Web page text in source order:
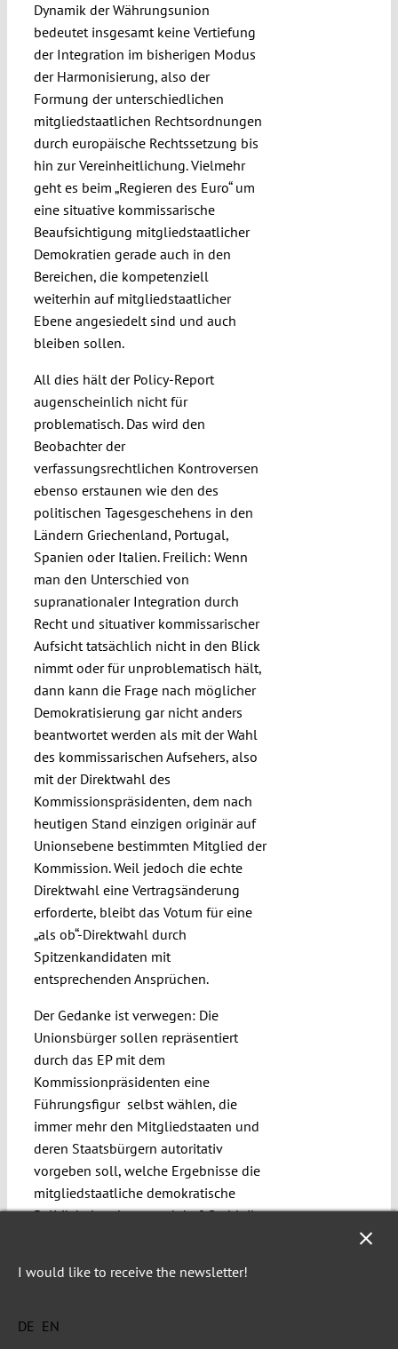
Dynamik der Währungsunion
bedeutet insgesamt keine Vertiefung
der Integration im bisherigen Modus
der Harmonisierung, also der
Formung der unterschiedlichen
mitgliedstaatlichen Rechtsordnungen
durch europäische Rechtssetzung bis
hin zur Vereinheitlichung. Vielmehr
geht es beim „Regieren des Euro“ um
eine situative kommissarische
Beaufsichtigung mitgliedstaatlicher
Demokratien gerade auch in den
Bereichen, die kompetenziell
weiterhin auf mitgliedstaatlicher
Ebene angesiedelt sind und auch
bleiben sollen.
All dies hält der Policy-Report
augenscheinlich nicht für
problematisch. Das wird den
Beobachter der
verfassungsrechtlichen Kontroversen
ebenso erstaunen wie den des
politischen Tagesgeschehens in den
Ländern Griechenland, Portugal,
Spanien oder Italien. Freilich: Wenn
man den Unterschied von
supranationaler Integration durch
Recht und situativer kommissarischer
Aufsicht tatsächlich nicht in den Blick
nimmt oder für unproblematisch hält,
dann kann die Frage nach möglicher
Demokratisierung gar nicht anders
beantwortet werden als mit der Wahl
des kommissarischen Aufsehers, also
mit der Direktwahl des
Kommissionspräsidenten, dem nach
heutigen Stand einzigen originär auf
Unionsebene bestimmten Mitglied der
Kommission. Weil jedoch die echte
Direktwahl eine Vertragsänderung
erforderte, bleibt das Votum für eine
„als ob“-Direktwahl durch
Spitzenkandidaten mit
entsprechenden Ansprüchen.
Der Gedanke ist verwegen: Die
Unionsbürger sollen repräsentiert
durch das EP mit dem
Kommissionpräsidenten eine
Führungsfigur selbst wählen, die
immer mehr den Mitgliedstaaten und
deren Staatsbürgern autoritativ
vorgeben soll, welche Ergebnisse die
mitgliedstaatliche demokratische
Politik haben kann und darf. So bleibt
Demokratien, die sich nun aber
Leitfigur der Aufsichtsbehörde
I would like to receive the newsletter!
DE EN